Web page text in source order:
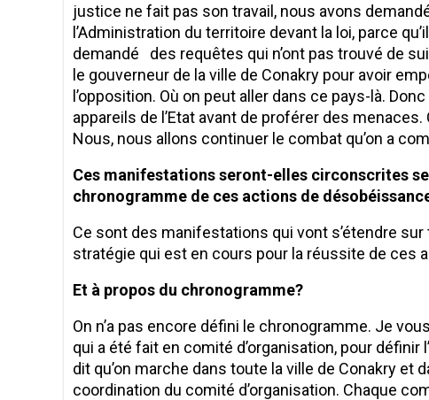
justice ne fait pas son travail, nous avons
l’Administration du territoire devant la loi, parce
demandé des requêtes qui n’ont pas trouvé de
le gouverneur de la ville de Conakry pour avoir
l’opposition. Où on peut aller dans ce pays-là.
appareils de l’Etat avant de proférer des
Nous, nous allons continuer le combat qu’on a
Ces manifestations seront-elles circonscrites
chronogramme de ces actions de
Ce sont des manifestations qui vont s’étendre
stratégie qui est en cours pour la réussite de ces
Et à propos du chronogramme?
On n’a pas encore défini le chronogramme. Je
qui a été fait en comité d’organisation, pour définir
dit qu’on marche dans toute la ville de Conakry et
coordination du comité d’organisation. Chaque